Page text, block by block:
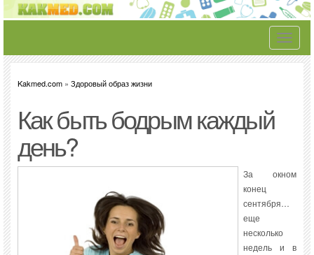
Toggle
Kakmed.com » Здоровый образ жизни
Как быть бодрым каждый
день?
За окном
конец
сентября…
еще
несколько
недель и в